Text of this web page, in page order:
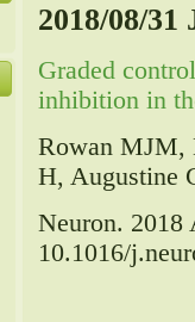
2018/08/
Graded
inhibition in
Rowan MJM,
H, Augustine
Neuron. 2018
10.1016/